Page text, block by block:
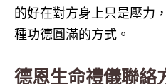
的好在對方身上只是壓力
種功德圓滿的方式。
德恩生命禮儀聯絡